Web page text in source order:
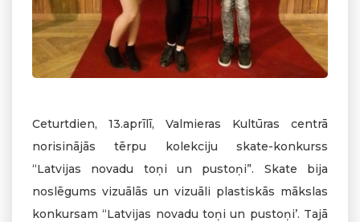
Ceturtdien, 13.aprīlī, Valmieras Kultūras centrā
norisinājās tērpu kolekciju skate-konkurss
“Latvijas novadu toņi un pustoņi”. Skate bija
noslēgums vizuālās un vizuāli plastiskās mākslas
konkursam “Latvijas novadu toņi un pustoņi’. Tajā